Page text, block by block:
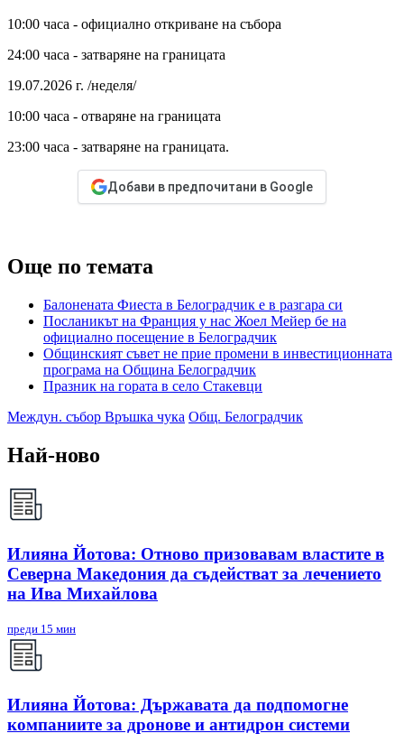
10:00 часа - официално откриване на събора
24:00 часа - затваряне на границата
19.07.2026 г. /неделя/
10:00 часа - отваряне на границата
23:00 часа - затваряне на границата.
Добави в предпочитани в Google
Още по темата
Балонената Фиеста в Белоградчик е в разгара си
Посланикът на Франция у нас Жоел Мейер бе на
официално посещение в Белоградчик
Общинският съвет не прие промени в инвестиционната
програма на Община Белоградчик
Празник на гората в село Стакевци
Междун. събор Връшка чука Общ. Белоградчик
Най-ново
Илияна Йотова: Отново призовавам властите в
Северна Македония да съдействат за лечението
на Ива Михайлова
преди 15 мин
Илияна Йотова: Държавата да подпомогне
компаниите за дронове и антидрон системи